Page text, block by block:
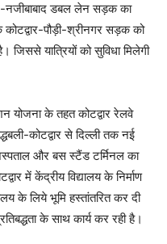
नजीबाबाद डबल लेन सड़क का
कोटद्वार-पौड़ी-श्रीनगर सड़क को
यात्रियों को सुविधा मिलेगी
योजना के तहत कोटद्वार रेलवे
कोटद्वार से दिल्ली तक नई
और बस स्टैंड टर्मिनल का
में केंद्रीय विद्यालय के निर्माण
के लिये भूमि हस्तांतरित कर दी
के साथ कार्य कर रही है।